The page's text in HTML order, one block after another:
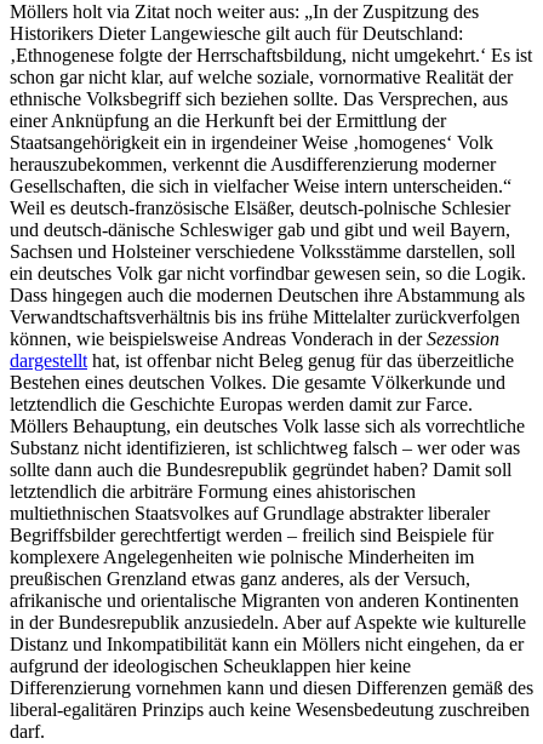
Möllers holt via Zitat noch weiter aus: „In der Zuspitzung des
Historikers Dieter Langewiesche gilt auch für Deutschland:
‚Ethnogenese folgte der Herrschaftsbildung, nicht umgekehrt.‘ Es ist
schon gar nicht klar, auf welche soziale, vornormative Realität der
ethnische Volksbegriff sich beziehen sollte. Das Versprechen, aus
einer Anknüpfung an die Herkunft bei der Ermittlung der
Staatsangehörigkeit ein in irgendeiner Weise ‚homogenes‘ Volk
herauszubekommen, verkennt die Ausdifferenzierung moderner
Gesellschaften, die sich in vielfacher Weise intern unterscheiden.“
Weil es deutsch-französische Elsäßer, deutsch-polnische Schlesier
und deutsch-dänische Schleswiger gab und gibt und weil Bayern,
Sachsen und Holsteiner verschiedene Volksstämme darstellen, soll
ein deutsches Volk gar nicht vorfindbar gewesen sein, so die Logik.
Dass hingegen auch die modernen Deutschen ihre Abstammung als
Verwandtschaftsverhältnis bis ins frühe Mittelalter zurückverfolgen
können, wie beispielsweise Andreas Vonderach in derSezession
dargestellt hat, ist offenbar nicht Beleg genug für das überzeitliche
Bestehen eines deutschen Volkes. Die gesamte Völkerkunde und
letztendlich die Geschichte Europas werden damit zur Farce.
Möllers Behauptung, ein deutsches Volk lasse sich als vorrechtliche
Substanz nicht identifizieren, ist schlichtweg falsch – wer oder was
sollte dann auch die Bundesrepublik gegründet haben? Damit soll
letztendlich die arbiträre Formung eines ahistorischen
multiethnischen Staatsvolkes auf Grundlage abstrakter liberaler
Begriffsbilder gerechtfertigt werden – freilich sind Beispiele für
komplexere Angelegenheiten wie polnische Minderheiten im
preußischen Grenzland etwas ganz anderes, als der Versuch,
afrikanische und orientalische Migranten von anderen Kontinenten
in der Bundesrepublik anzusiedeln. Aber auf Aspekte wie kulturelle
Distanz und Inkompatibilität kann ein Möllers nicht eingehen, da er
aufgrund der ideologischen Scheuklappen hier keine
Differenzierung vornehmen kann und diesen Differenzen gemäß des
liberal-egalitären Prinzips auch keine Wesensbedeutung zuschreiben
darf.